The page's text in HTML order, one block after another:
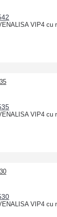
VIP4 cu
VIP4 cu
VIP4 cu